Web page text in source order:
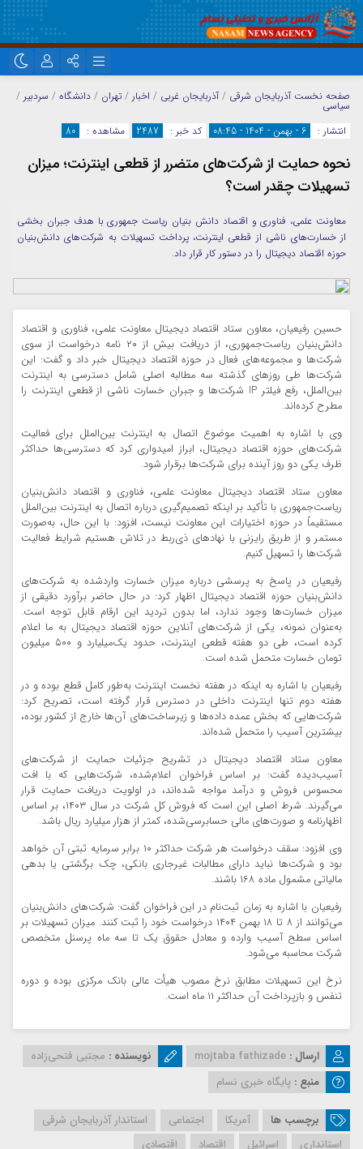
اینستاگرام
تلگرام
سروش
ایتا
آپارات
واتساپ
نام کاربری یا نشانی ایمیل
مرا به خاطر بسپار
صفحه نخست آذربایجان شرقی / آذربایجان غربی / اخبار / تهران / دانشگاه / سردبیر /
سیاسی
انتشار :
6 - بهمن - 1404 - 08:45 کد خبر : 2487 مشاهده : 80
نحوه حمایت از شرکت‌های متضرر از قطعی اینترنت؛ میزان
تسهیلات چقدر است؟
معاونت علمی، فناوری و اقتصاد دانش بنیان ریاست جمهوری با هدف جبران بخشی
از خسارت‌های ناشی از قطعی اینترنت، پرداخت تسهیلات به شرکت‌های دانش‌بنیان
حوزه اقتصاد دیجیتال را در دستور کار قرار داد.
حسین رفیعیان، معاون ستاد اقتصاد دیجیتال معاونت علمی، فناوری و اقتصاد
دانش‌بنیان ریاست‌جمهوری، از دریافت بیش از ۲۰ نامه درخواست از سوی
شرکت‌ها و مجموعه‌های فعال در حوزه اقتصاد دیجیتال خبر داد و گفت: این
شرکت‌ها طی روزهای گذشته سه مطالبه اصلی شامل دسترسی به اینترنت
بین‌الملل، رفع فیلتر IP شرکت‌ها و جبران خسارت ناشی از قطعی اینترنت را
مطرح کرده‌اند.
وی با اشاره به اهمیت موضوع اتصال به اینترنت بین‌الملل برای فعالیت
شرکت‌های حوزه اقتصاد دیجیتال، ابراز امیدواری کرد که دسترسی‌ها حداکثر
ظرف یکی دو روز آینده برای شرکت‌ها برقرار شود.
معاون ستاد اقتصاد دیجیتال معاونت علمی، فناوری و اقتصاد دانش‌بنیان
ریاست‌جمهوری با تأکید بر اینکه تصمیم‌گیری درباره اتصال به اینترنت بین‌الملل
مستقیماً در حوزه اختیارات این معاونت نیست، افزود: با این حال، به‌صورت
مستمر و از طریق رایزنی با نهادهای ذی‌ربط در تلاش هستیم شرایط فعالیت
شرکت‌ها را تسهیل کنیم.
رفیعیان در پاسخ به پرسشی درباره میزان خسارت واردشده به شرکت‌های
دانش‌بنیان حوزه اقتصاد دیجیتال اظهار کرد: در حال حاضر برآورد دقیقی از
میزان خسارت‌ها وجود ندارد، اما بدون تردید این ارقام قابل توجه است.
به‌عنوان نمونه، یکی از شرکت‌های آنلاین حوزه اقتصاد دیجیتال به ما اعلام
کرده است، طی دو هفته قطعی اینترنت، حدود یک‌میلیارد و ۵۰۰ میلیون
تومان خسارت متحمل شده است.
رفیعیان با اشاره به اینکه در هفته نخست اینترنت به‌طور کامل قطع بوده و در
هفته دوم تنها اینترنت داخلی در دسترس قرار گرفته است، تصریح کرد:
شرکت‌هایی که بخش عمده داده‌ها و زیرساخت‌های آن‌ها خارج از کشور بوده،
بیشترین آسیب را متحمل شده‌اند.
معاون ستاد اقتصاد دیجیتال در تشریح جزئیات حمایت از شرکت‌های
آسیب‌دیده گفت: بر اساس فراخوان اعلام‌شده، شرکت‌هایی که با افت
محسوس فروش و درآمد مواجه شده‌اند، در اولویت دریافت حمایت قرار
می‌گیرند. شرط اصلی این است که فروش کل شرکت در سال ۱۴۰۳، بر اساس
اظهارنامه و صورت‌های مالی حسابرسی‌شده، کمتر از هزار میلیارد ریال باشد.
وی افزود: سقف درخواست هر شرکت حداکثر ۱۰ برابر سرمایه ثبتی آن خواهد
بود و شرکت‌ها نباید دارای مطالبات غیرجاری بانکی، چک برگشتی یا بدهی
مالیاتی مشمول ماده ۱۶۸ باشند.
رفیعیان با اشاره به زمان ثبت‌نام در این فراخوان گفت: شرکت‌های دانش‌بنیان
می‌توانند از ۸ تا ۱۸ بهمن ۱۴۰۴ درخواست خود را ثبت کنند. میزان تسهیلات بر
اساس سطح آسیب وارده و معادل حقوق یک تا سه ماه پرسنل متخصص
شرکت محاسبه می‌شود.
نرخ این تسهیلات مطابق نرخ مصوب هیأت عالی بانک مرکزی بوده و دوره
تنفس و بازپرداخت آن حداکثر ۱۱ ماه است.
ارسال : mojtaba fathizade نویسنده : مجتبی فتحی‌زاده
منبع : پایگاه خبری نسام
برچسب ها آمریکا اجتماعی
استاندار آذربایجان شرقی
استانداری
اسرائیل اقتصاد اقتصادی